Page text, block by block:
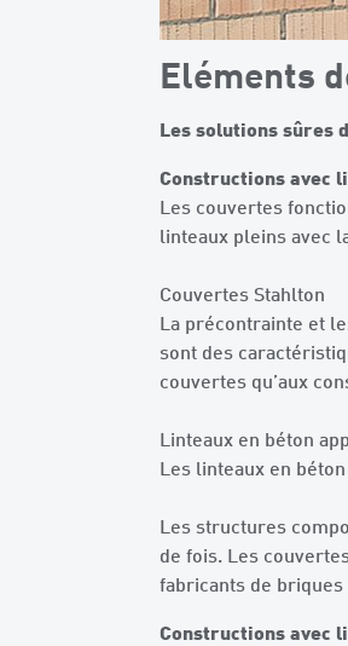
Eléments
Les solutions sûres
Constructions avec
Les couvertes
linteaux pleins avec
Couvertes Stahlton
La précontrainte et
sont des
couvertes qu’aux
Linteaux en béton
Les linteaux en
Les structures
de fois. Les
fabricants de
Constructions avec